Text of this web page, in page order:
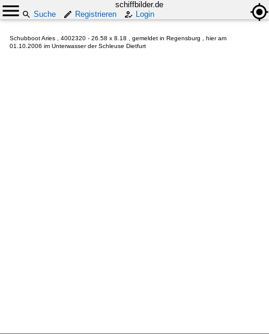
schiffbilder.de
Suche
Registrieren Login
Schubboot Aries , 4002320 - 26.58 x 8.18 , gemeldet in Regensburg , hier am
01.10.2006 im Unterwasser der Schleuse Dietfurt